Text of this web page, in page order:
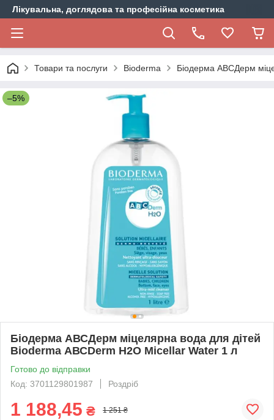
Лікувальна, доглядова та професійна косметика
Товари та послуги Bioderma Біодерма АВСДерм
–5%
Біодерма АВСДерм міцелярна вода для дітей
Bioderma АВСDerm Н2О Micellar Water 1 л
Готово до відправки
Код: 3701129801987
Роздріб
1 188,45 ₴ 1 251 ₴